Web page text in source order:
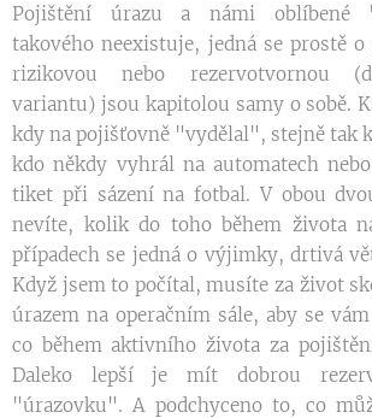
Pojištění úrazu a námi oblíbené
takového neexistuje, jedná se prostě
rizikovou nebo rezervotvornou
variantu) jsou kapitolou samy o sobě.
kdy na pojišťovně "vydělal", stejně tak
kdo někdy vyhrál na automatech
tiket při sázení na fotbal. V obou
nevíte, kolik do toho během života
případech se jedná o výjimky, drtivá
Když jsem to počítal, musíte za život
úrazem na operačním sále, aby se
co během aktivního života za
Daleko lepší je mít dobrou
"úrazovku". A podchyceno to, co